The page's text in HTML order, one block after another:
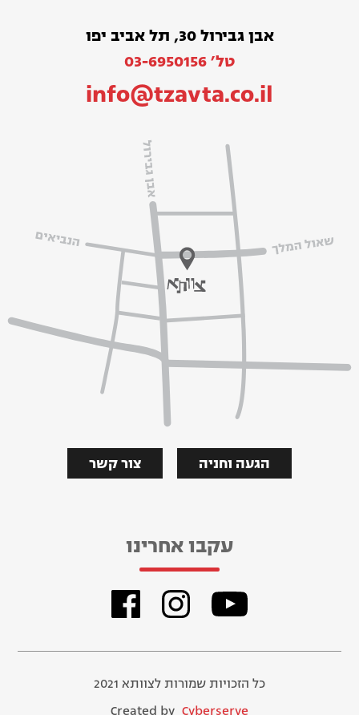
אבן גבירול 30, תל אביב יפו
טל׳ 03-6950156
info@tzavta.co.il
צור קשר הגעה וחניה
עקבו אחרינו
כל הזכויות שמורות לצוותא 2021
Created by Cyberserve